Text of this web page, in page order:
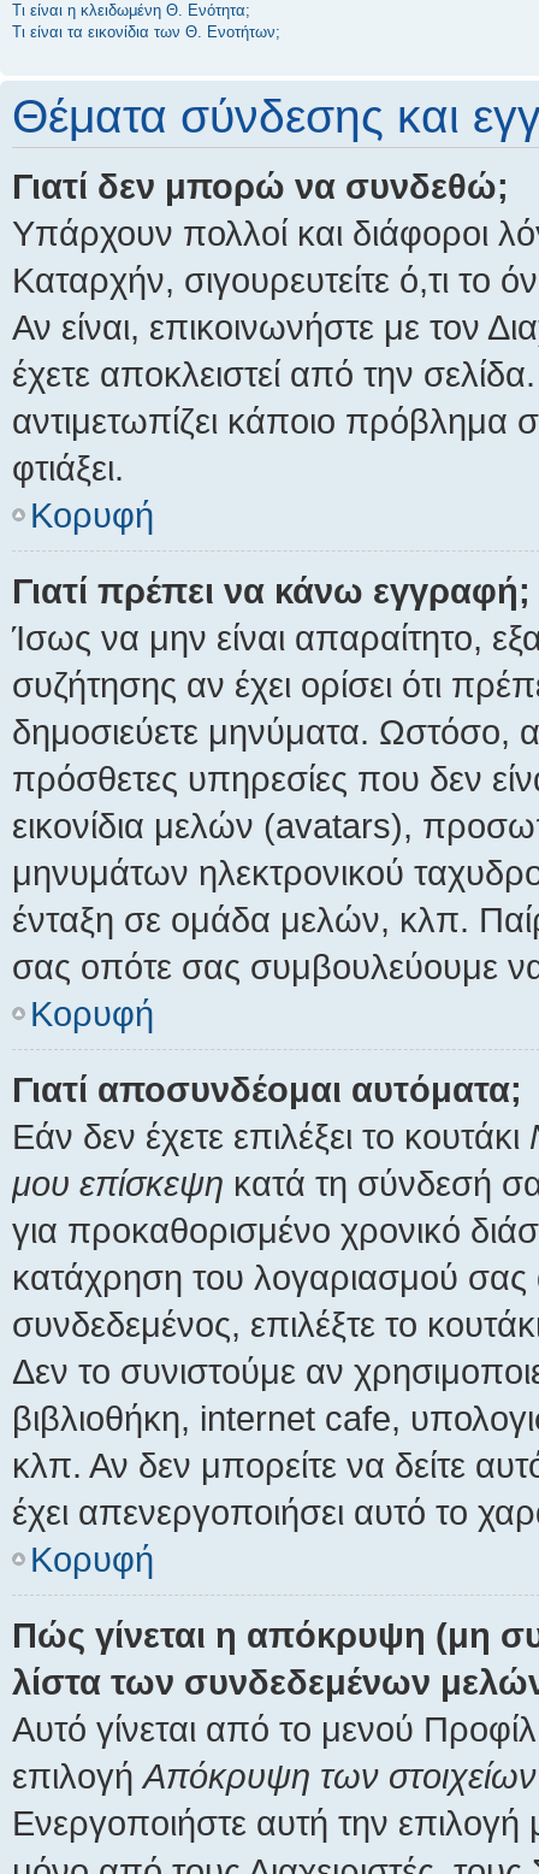
Τι είναι η κλειδωμένη Θ. Ενότητα;
Τι είναι τα εικονίδια των Θ. Ενοτήτων;
Θέματα σύνδεσης και
Γιατί δεν μπορώ να συνδεθώ;
Υπάρχουν πολλοί και διάφοροι
Καταρχήν, σιγουρευτείτε ό,τι το
Αν είναι, επικοινωνήστε με τον
έχετε αποκλειστεί από την
αντιμετωπίζει κάποιο πρόβλημα
φτιάξει.
Κορυφή
Γιατί πρέπει να κάνω εγγραφή;
Ίσως να μην είναι απαραίτητο,
συζήτησης αν έχει ορίσει ότι
δημοσιεύετε μηνύματα. Ωστόσο,
πρόσθετες υπηρεσίες που δεν
εικονίδια μελών (avatars),
μηνυμάτων ηλεκτρονικού
ένταξη σε ομάδα μελών, κλπ.
σας οπότε σας συμβουλεύουμε
Κορυφή
Γιατί αποσυνδέομαι αυτόματα;
Εάν δεν έχετε επιλέξει το κουτάκι
μου επίσκεψη κατά τη σύνδεσή
για προκαθορισμένο χρονικό
κατάχρηση του λογαριασμού
συνδεδεμένος, επιλέξτε το
Δεν το συνιστούμε αν
βιβλιοθήκη, internet cafe,
κλπ. Αν δεν μπορείτε να δείτε
έχει απενεργοποιήσει αυτό το
Κορυφή
Πώς γίνεται η απόκρυψη (μη
λίστα των συνδεδεμένων
Αυτό γίνεται από το μενού
επιλογήΑπόκρυψη των
Ενεργοποιήστε αυτή την επιλογή